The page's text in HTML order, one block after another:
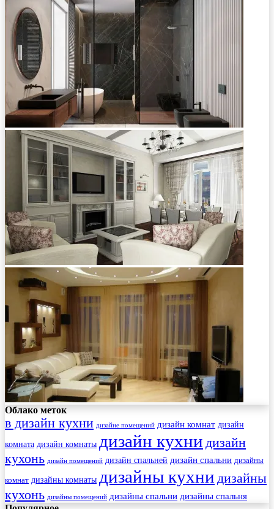
Облако меток
в дизайн кухни дизайне помещений дизайн комнат дизайн
комната дизайн комнаты дизайн кухни дизайн
кухонь дизайн помещений дизайн спальней дизайн спальни дизайны
комнат дизайны комнаты дизайны кухни дизайны
кухонь дизайны помещений дизайны спальни дизайны спальня